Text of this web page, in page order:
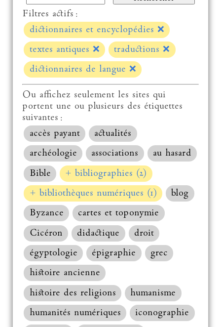
Filtres actifs :
dictionnaires et encyclopédies ❌
textes antiques ❌ traductions❌
dictionnaires de langue ❌
Ou affichez seulement les sites qui
portent une ou plusieurs des étiquettes
suivantes :
accès payant
actualités
archéologie
associations
au hasard
Bible
+ bibliographies (2)
+ bibliothèques numériques (1)
blog
Byzance
cartes et toponymie
Cicéron
didactique
droit
égyptologie
épigraphie
grec
histoire ancienne
histoire des religions
humanisme
humanités numériques
iconographie